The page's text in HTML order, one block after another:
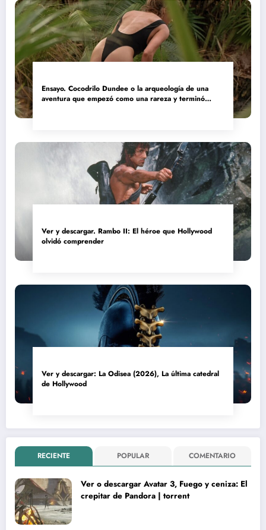
Ensayo. Cocodrilo Dundee o la arqueología de una
aventura que empezó como una rareza y terminó
Ver y descargar. Rambo II: El héroe que Hollywood
olvidó comprender
Ver y descargar: La Odisea (2026), La última catedral
de Hollywood
RECIENTE POPULAR COMENTARIO
Ver o descargar Avatar 3, Fuego y ceniza: El
crepitar de Pandora | torrent